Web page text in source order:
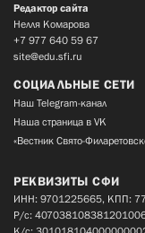
Редактор сайта
Нелля Комарова
+7 977 640 59 67
site@edu.sfi.ru
СОЦИАЛЬНЫЕ СЕТИ
Наш Telegram-канал
Наша страница в VK
«Вестник Свято-
РЕКВИЗИТЫ СФИ
ИНН: 9701225665, КПП:
Р/с: